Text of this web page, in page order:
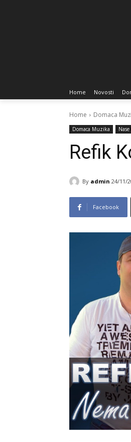
Home Novosti
Home Domaca
Domaca Muzika
Refik
By admin 24/11/
Facebook